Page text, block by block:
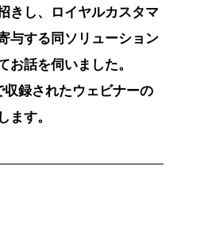
きし、ロイヤルカスタマ
与する同ソリューション
お話を伺いました。
録されたウェビナーの
ます。